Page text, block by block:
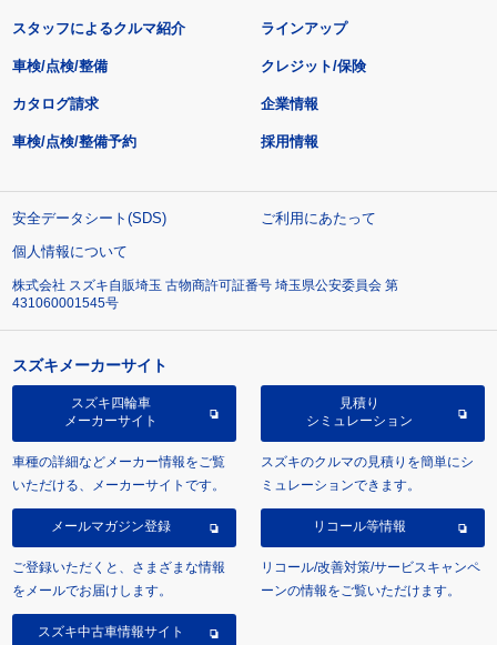
スタッフによるクルマ紹介 ラインアップ
車検/点検/整備 クレジット/保険
カタログ請求
車検/点検/整備予約
企業情報
採用情報
安全データシート(SDS)
ご利用にあたって
個人情報について
株式会社 スズキ自販埼玉 古物商許可証番号 埼玉県公安委員会 第
431060001545号
スズキメーカーサイト
スズキ四輪車
メーカーサイト
車種の詳細などメーカー情報をご覧
いただける、メーカーサイトです。
見積り
シミュレーション
スズキのクルマの見積りを簡単にシ
ミュレーションできます。
メールマガジン登録
ご登録いただくと、さまざまな情報
をメールでお届けします。
リコール等情報
リコール/改善対策/サービスキャンペ
ーンの情報をご覧いただけます。
スズキ中古車情報サイト